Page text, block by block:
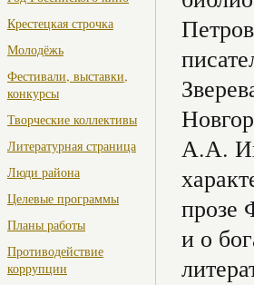
Крестецкая строчка
Молодёжь
Фестивали, выставки,
конкурсы
Творческие коллективы
Литературная страница
Люди района
Целевые программы
Планы работы
Противодействие
коррупции
А.А.
прозе
и о